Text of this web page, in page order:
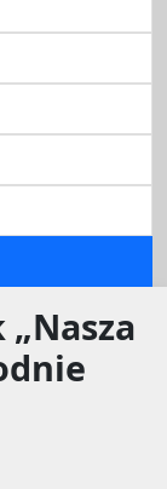
„Nasza